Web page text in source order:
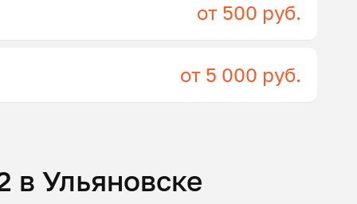
от 500 руб.
от 5 000 руб.
в Ульяновске